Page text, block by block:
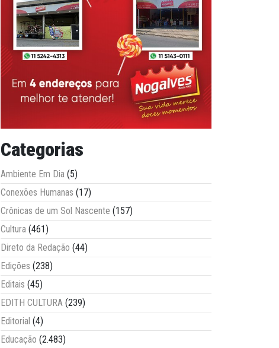
Categorias
Ambiente Em Dia (5)
Conexões Humanas (17)
Crônicas de um Sol Nascente (157)
Cultura (461)
Direto da Redação (44)
Edições (238)
Editais (45)
EDITH CULTURA (239)
Editorial (4)
Educação (2.483)